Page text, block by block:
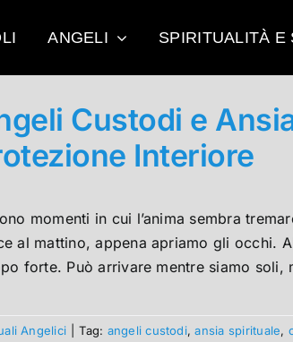
ANGELI SPIRITUALITÀ E
Custodi e
Interiore
momenti in cui l’anima sembra
al mattino, appena apriamo gli occhi.
forte. Può arrivare mentre siamo soli,
Angelici Tag: angeli custodi,ansia spirituale,